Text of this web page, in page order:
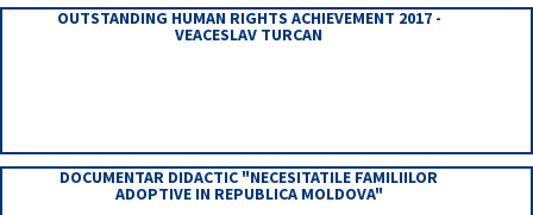
OUTSTANDING HUMAN RIGHTS ACHIEVEMENT 2017 -
VEACESLAV TURCAN
DOCUMENTAR DIDACTIC "NECESITATILE FAMILIILOR
ADOPTIVE IN REPUBLICA MOLDOVA"